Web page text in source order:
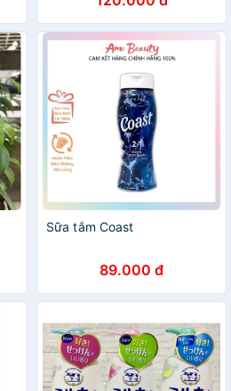
Sữa tắm Coast
89.000 đ